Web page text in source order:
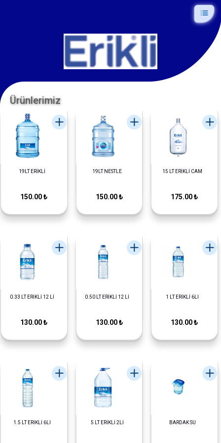
Ürünlerimiz
19LT ERİKLİ
150.00 ₺
19LT NESTLE
150.00 ₺
15 LT ERİKLİ CAM
175.00 ₺
0.33 LT ERİKLİ 12 Lİ
130.00 ₺
0.50 LT ERİKLİ 12 Lİ
130.00 ₺
1 LT ERİKLİ 6LI
130.00 ₺
1.5 LT ERİKLİ 6LI 5 LT ERİKLİ 2Lİ BARDAK SU